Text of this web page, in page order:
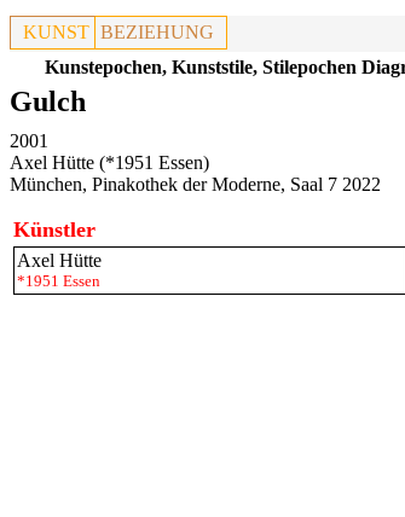
KUNST BEZIEHUNG
Kunstepochen, Kunststile, Stilepochen
Gulch
2001
Axel Hütte (*1951 Essen)
München, Pinakothek der Moderne, Saal 7 2022
Künstler
Axel Hütte
*1951 Essen